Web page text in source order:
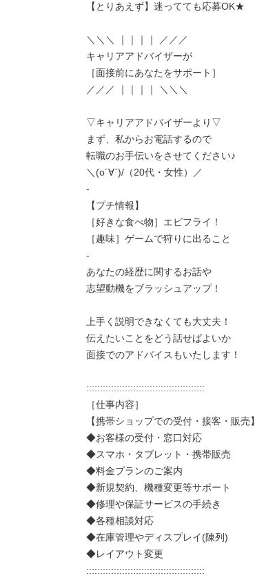
【とりあえず】迷ってても応募OK★
＼＼＼ ｜｜｜｜ ／／／
キャリアアドバイザーが
［面接前にあなたをサポート］
／／／ ｜｜｜｜ ＼＼＼
▽キャリアアドバイザーより▽
まず、私からお電話するので
転職のお手伝いをさせてください♪
＼(o´∀`)/（20代・女性）／
-
【プチ情報】
［好きな食べ物］エビフライ！
［趣味］ゲームで狩りに出ること
-
あなたの経歴に関するお話や
志望動機をブラッシュアップ！
上手く説明できなくても大丈夫！
伝えたいことをどう話せばよいか
面接でのアドバイスもいたします！
:::::::::::::::::::::::::::::::::::::::::::
［仕事内容］
【携帯ショップでの受付・接客・販売】
◆お客様の受付・窓口対応
◆スマホ・タブレット・携帯販売
◆料金プランのご案内
◆新規契約、機種変更等サポート
◆修理や保証サービスの手続き
◆各種相談対応
◆在庫管理やディスプレイ(陳列)
◆レイアウト変更
:::::::::::::::::::::::::::::::::::::::::::